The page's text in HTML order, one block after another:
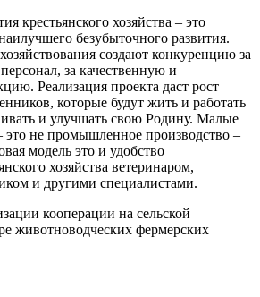
крестьянского хозяйства – это
безубыточного развития.
создают конкуренцию за
за качественную и
Реализация проекта даст рост
которые будут жить и работать
и улучшать свою Родину. Малые
это не промышленное производство –
модель это и удобство
хозяйства ветеринаром,
и другими специалистами.
кооперации на сельской
животноводческих фермерских